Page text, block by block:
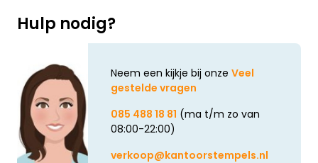
Hulp nodig?
Neem een kijkje bij onze Veel
gestelde vragen
085 488 18 81 (ma t/m zo van
08:00-22:00)
verkoop@kantoorstempels.nl